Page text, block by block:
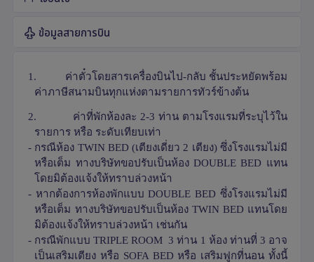
ข้อมูลสายการบิน
1.
ค่าตั๋วโดยสารเครื่องบินไป-กลับ ชั้นประหยัดพร้อม
ค่าภาษีสนามบินทุกแห่งตามรายการทัวร์ข้างต้น
2.
ค่าที่พักห้องละ 2-3 ท่าน ตามโรงแรมที่ระบุไว้ใน
รายการ หรือ ระดับเทียบเท่า
- กรณีห้อง TWIN BED (เตียงเดี่ยว 2 เตียง) ซึ่งโรงแรมไม่มี
หรือเต็ม ทางบริษัทขอปรับเป็นห้องDOUBLE BED แทน
โดยมิต้องแจ้งให้ทราบล่วงหน้า
- หากต้องการห้องพักแบบDOUBLE BED ซึ่งโรงแรมไม่มี
หรือเต็ม ทางบริษัทขอปรับเป็นห้อง TWIN BED แทนโดย
มิต้องแจ้งให้ทราบล่วงหน้า เช่นกัน
- กรณีพักแบบTRIPLE ROOM3 ท่าน 1 ห้อง ท่านที่ 3 อาจ
เป็นเสริมเตียง หรือ SOFA BED หรือ เสริมฟูกที่นอน ทั้งนี้